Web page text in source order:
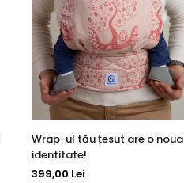
Wrap-ul tău țesut are o noua
identitate!
399,00 Lei